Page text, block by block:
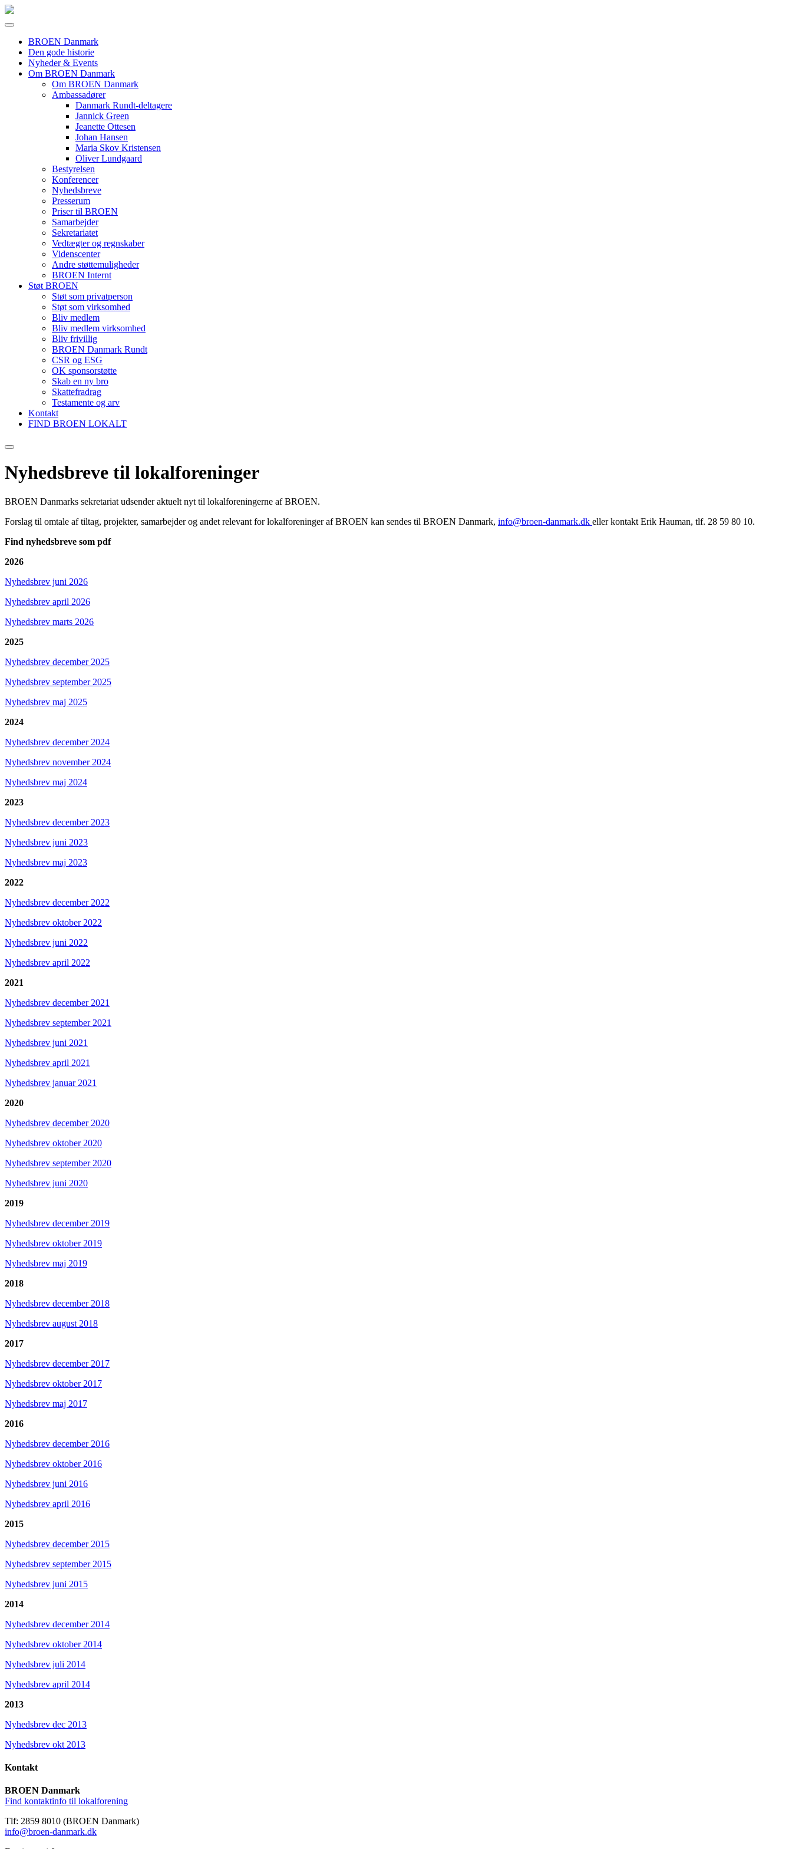
BROEN Danmark
Den gode historie
Nyheder & Events
Om BROEN Danmark
Om BROEN Danmark
Ambassadører
Danmark Rundt-deltagere
Jannick Green
Jeanette Ottesen
Johan Hansen
Maria Skov Kristensen
Oliver Lundgaard
Bestyrelsen
Konferencer
Nyhedsbreve
Presserum
Priser til BROEN
Samarbejder
Sekretariatet
Vedtægter og regnskaber
Videnscenter
Andre støttemuligheder
BROEN Internt
Støt BROEN
Støt som privatperson
Støt som virksomhed
Bliv medlem
Bliv medlem virksomhed
Bliv frivillig
BROEN Danmark Rundt
CSR og ESG
OK sponsorstøtte
Skab en ny bro
Skattefradrag
Testamente og arv
Kontakt
FIND BROEN LOKALT
Nyhedsbreve til lokalforeninger
BROEN Danmarks sekretariat udsender aktuelt nyt til lokalforeningerne af BROEN.
Forslag til omtale af tiltag, projekter, samarbejder og andet relevant for lokalforeninger af BROEN kan sendes til BROEN Danmark, info@broen-danmark.dk eller kontakt Erik Hauman, tlf. 28 59 80 10.
Find nyhedsbreve som pdf
2026
Nyhedsbrev juni 2026
Nyhedsbrev april 2026
Nyhedsbrev marts 2026
2025
Nyhedsbrev december 2025
Nyhedsbrev september 2025
Nyhedsbrev maj 2025
2024
Nyhedsbrev december 2024
Nyhedsbrev november 2024
Nyhedsbrev maj 2024
2023
Nyhedsbrev december 2023
Nyhedsbrev juni 2023
Nyhedsbrev maj 2023
2022
Nyhedsbrev december 2022
Nyhedsbrev oktober 2022
Nyhedsbrev juni 2022
Nyhedsbrev april 2022
2021
Nyhedsbrev december 2021
Nyhedsbrev september 2021
Nyhedsbrev juni 2021
Nyhedsbrev april 2021
Nyhedsbrev januar 2021
2020
Nyhedsbrev december 2020
Nyhedsbrev oktober 2020
Nyhedsbrev september 2020
Nyhedsbrev juni 2020
2019
Nyhedsbrev december 2019
Nyhedsbrev oktober 2019
Nyhedsbrev maj 2019
2018
Nyhedsbrev december 2018
Nyhedsbrev august 2018
2017
Nyhedsbrev december 2017
Nyhedsbrev oktober 2017
Nyhedsbrev maj 2017
2016
Nyhedsbrev december 2016
Nyhedsbrev oktober 2016
Nyhedsbrev juni 2016
Nyhedsbrev april 2016
2015
Nyhedsbrev december 2015
Nyhedsbrev september 2015
Nyhedsbrev juni 2015
2014
Nyhedsbrev december 2014
Nyhedsbrev oktober 2014
Nyhedsbrev juli 2014
Nyhedsbrev april 2014
2013
Nyhedsbrev dec 2013
Nyhedsbrev okt 2013
Kontakt
BROEN Danmark
Find kontaktinfo til lokalforening
Tlf: 2859 8010 (BROEN Danmark)
info@broen-danmark.dk